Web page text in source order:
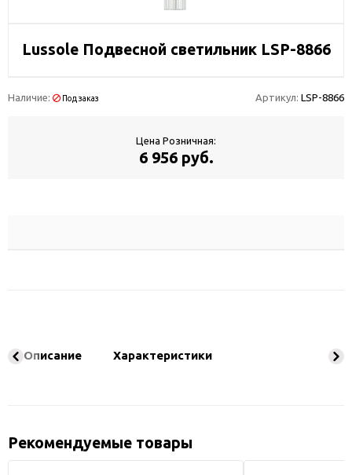
Lussole Подвесной светильник LSP-8866
Наличие: Под заказ Артикул: LSP-8866
Цена Розничная:
6 956 руб.
Описание Характеристики
Рекомендуемые товары